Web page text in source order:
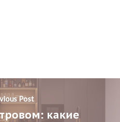
Post
какие